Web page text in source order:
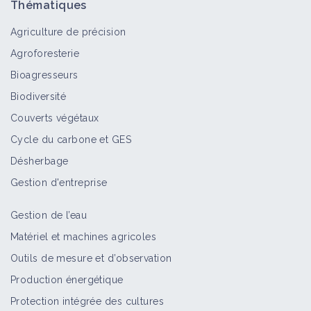
Thématiques
Agriculture de précision
Agroforesterie
Bioagresseurs
Biodiversité
Couverts végétaux
Cycle du carbone et GES
Désherbage
Gestion d'entreprise
Gestion de l’eau
Matériel et machines agricoles
Outils de mesure et d’observation
Production énergétique
Protection intégrée des cultures